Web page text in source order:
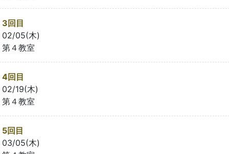
3回目
02/05(木)
第４教室
4回目
02/19(木)
第４教室
5回目
03/05(木)